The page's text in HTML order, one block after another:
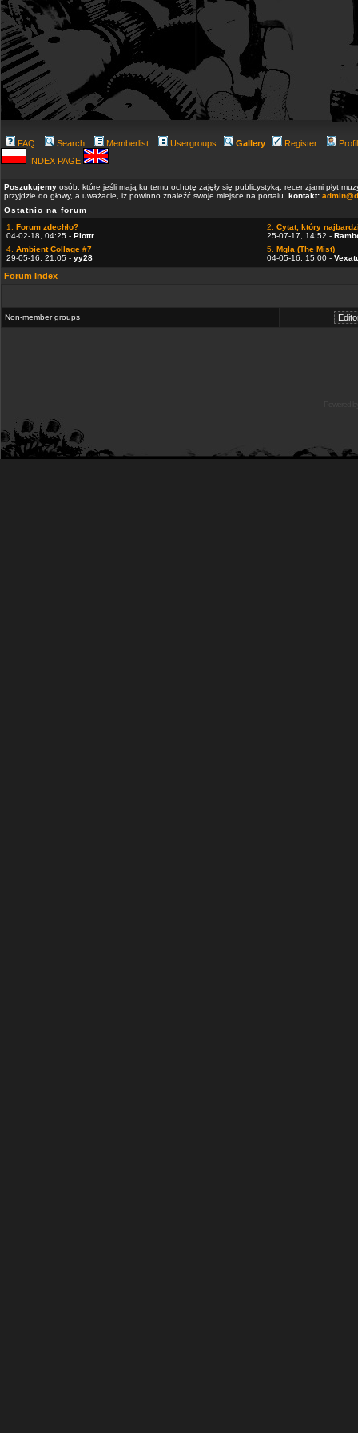
FAQ Search Memberlist Usergroups Gallery Register
INDEX PAGE
Poszukujemy osób, które jeśli mają ku temu ochotę zajęły się publicystyką, recenzjami płyt
przyjdzie do głowy, a uważacie, iż powinno znaleźć swoje miejsce na portalu. kontakt:
Ostatnio na forum
1. Forum zdechło?
04-02-18, 04:25 - Piottr
2. Cytat, który
25-07-17, 14:52 -
4. Ambient Collage #7
29-05-16, 21:05 - yy28
5. Mgla (The Mist)
04-05-16, 15:00 -
Forum Index
Non-member groups